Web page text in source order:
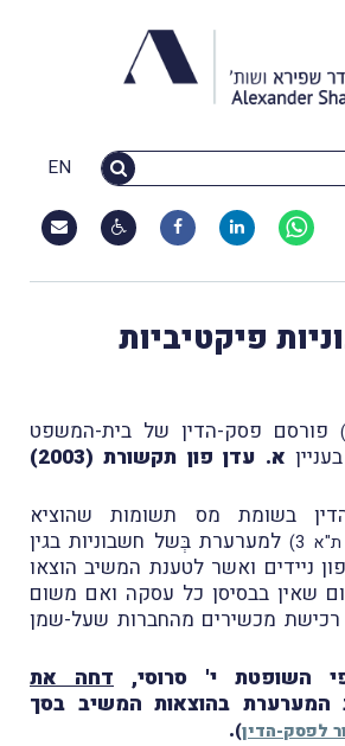
EN
פיקטיביות
פורסם פסק-הדין של בית-המשפט
א. עדן פון תקשורת (2003)
בשומת מס תשומות שהוציא
3)
למערערת בְּשל חשבוניות בגין
ניידים ואשר לטענת המשיב הוצאו
שאין בבסיסן כל עסקה ואם משום
מכשירים מהחברות שעל-שמן
השופטת י' סרוסי, דחה את
המערערת בהוצאות המשיב בסך
לפסק-הדין)
.